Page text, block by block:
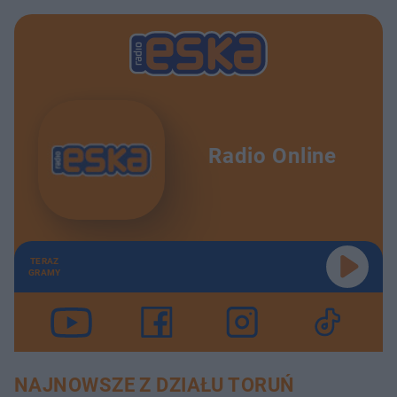
Radio Online
TERAZ
GRAMY
NAJNOWSZE Z DZIAŁU TORUŃ